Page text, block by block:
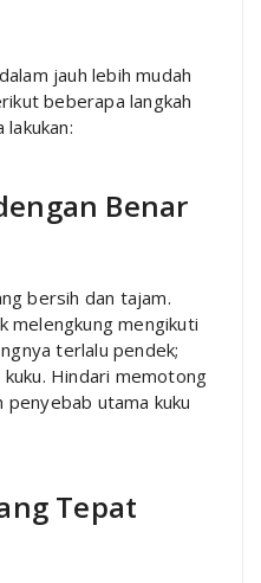
jauh lebih mudah
beberapa langkah
lakukan:
Benar
bersih dan tajam.
melengkung mengikuti
terlalu pendek;
Hindari memotong
penyebab utama kuku
Tepat